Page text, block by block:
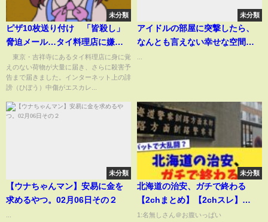
未分類
ピザ10枚送り付け 「皆殺し」
脅迫メール…タイ料理店に嫌が
らせ SNS投稿きっかけか【知
ってもっと】(2023年11月30日)
東京・吉祥寺にあるタイ料理店に身に覚
えのない荷物が大量に届き、さらに殺害予
告まで届きました。インターネット上の誹
謗（ひぼう）中傷がエスカレ...
未分類
アイドルの部屋に突撃したら、
なんとも言えない幸せな空間で
未分類
【ウナちゃんマン】安易に金を
求めるやつ。02月06日その２
未分類
北海道の治安、ガチで終わる
【2chまとめ】【2chスレ】
【5chスレ】
1:名無しさん＠お腹いっぱい